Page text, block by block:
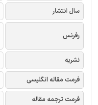
سال انتشار
رفرنس
نشریه
فرمت مقاله انگلیسی
فرمت ترجمه مقاله